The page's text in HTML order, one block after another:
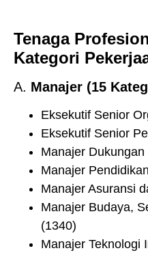
Tenaga
Kategori
A. Manajer (15
Eksekutif Senior
Eksekutif Senior
Manajer
Manajer
Manajer Asuransi
Manajer Budaya,
(1340)
Manajer Teknologi